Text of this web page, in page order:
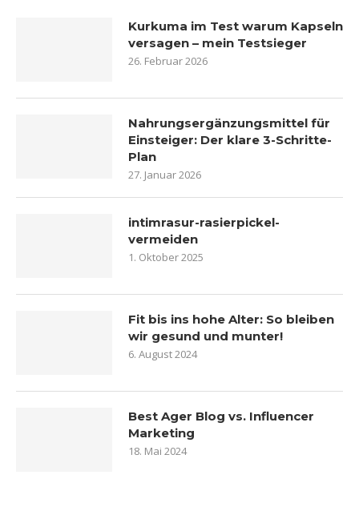
Kurkuma im Test warum Kapseln
versagen – mein Testsieger
26. Februar 2026
Nahrungsergänzungsmittel für
Einsteiger: Der klare 3-Schritte-
Plan
27. Januar 2026
intimrasur-rasierpickel-
vermeiden
1. Oktober 2025
Fit bis ins hohe Alter: So bleiben
wir gesund und munter!
6. August 2024
Best Ager Blog vs. Influencer
Marketing
18. Mai 2024